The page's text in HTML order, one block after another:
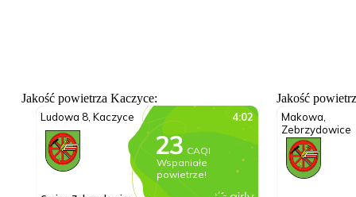
Jakość powietrza Kaczyce: Jakość